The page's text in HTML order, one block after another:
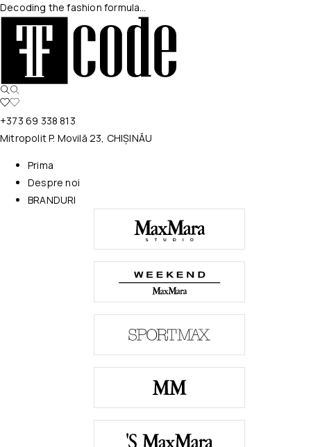
Decoding the fashion formula…
+373 69 338 813
Mitropolit P. Movilă 23, CHIȘINĂU
Prima
Despre noi
BRANDURI